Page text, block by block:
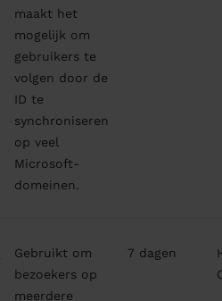
maakt het
mogelijk om
gebruikers te
volgen door de
ID te
synchroniseren
op veel
Microsoft-
domeinen.
Gebruikt om
bezoekers op
meerdere
7 dagen